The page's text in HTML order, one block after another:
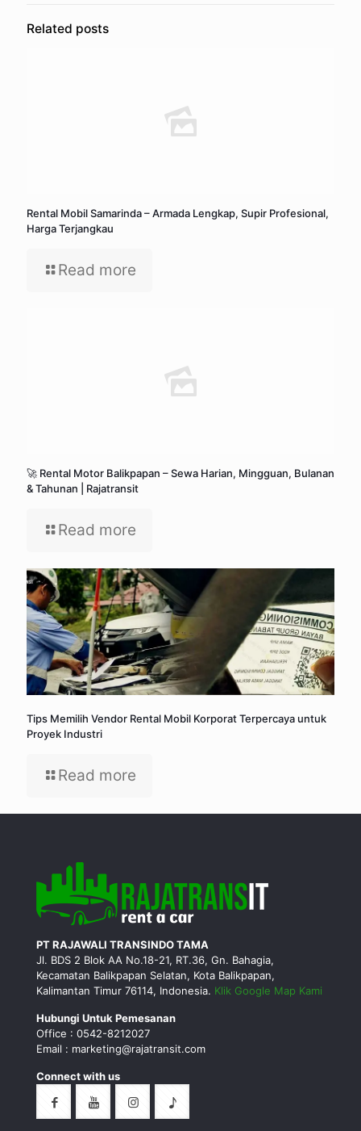
Related posts
Rental Mobil Samarinda – Armada Lengkap, Supir Profesional,
Harga Terjangkau
Read more
🚀 Rental Motor Balikpapan – Sewa Harian, Mingguan, Bulanan
& Tahunan | Rajatransit
Read more
Tips Memilih Vendor Rental Mobil Korporat Terpercaya untuk
Proyek Industri
Read more
PT RAJAWALI TRANSINDO TAMA
Jl. BDS 2 Blok AA No.18-21, RT.36, Gn. Bahagia,
Kecamatan Balikpapan Selatan, Kota Balikpapan,
Kalimantan Timur 76114, Indonesia. Klik Google Map Kami
Hubungi Untuk Pemesanan
Office : 0542-8212027
Email : marketing@rajatransit.com
Connect with us